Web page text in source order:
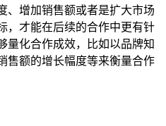
、增加销售额或者是扩大市场
，才能在后续的合作中更有针
量化合作成效，比如以品牌知
售额的增长幅度等来衡量合作